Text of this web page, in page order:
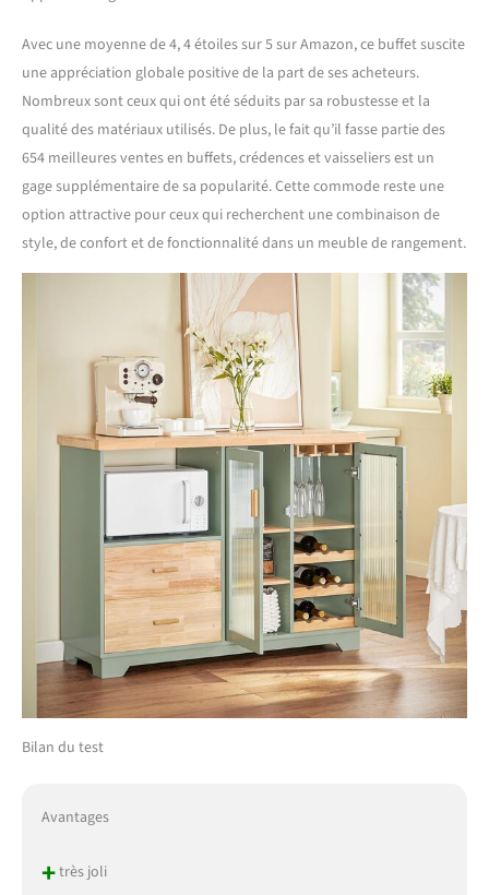
Avec une moyenne de 4, 4 étoiles sur 5 sur Amazon, ce buffet suscite
une appréciation globale positive de la part de ses acheteurs.
Nombreux sont ceux qui ont été séduits par sa robustesse et la
qualité des matériaux utilisés. De plus, le fait qu’il fasse partie des
654 meilleures ventes en buffets, crédences et vaisseliers est un
gage supplémentaire de sa popularité. Cette commode reste une
option attractive pour ceux qui recherchent une combinaison de
style, de confort et de fonctionnalité dans un meuble de rangement.
Bilan du test
Avantages
+très joli